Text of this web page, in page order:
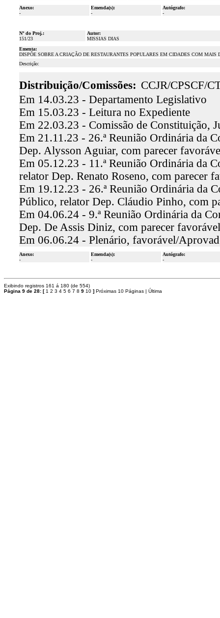
Anexo:
-
Emenda(s):
-
Autógrafo:
-
Nº do Proj.:
151/23
Autor:
MISSIAS DIAS
Ementa:
DISPÕE SOBRE A CRIAÇÃO DE RESTAURANTES POPULARES EM CIDADES COM
Descrição:
Distribuição/Comissões: CCJR/CPSCF/
Em 14.03.23 - Departamento Legislativo
Em 15.03.23 - Leitura no Expediente
Em 22.03.23 - Comissão de Constituição,
Em 21.11.23 - 26.ª Reunião Ordinária da
Dep. Alysson Aguiar, com parecer
Em 05.12.23 - 11.ª Reunião Ordinária da
relator Dep. Renato Roseno, com parecer
Em 19.12.23 - 26.ª Reunião Ordinária da
Público, relator Dep. Cláudio Pinho, com
Em 04.06.24 - 9.ª Reunião Ordinária da
Dep. De Assis Diniz, com parecer
Em 06.06.24 - Plenário, favorável/
Anexo:
-
Emenda(s):
-
Autógrafo:
-
Exibindo registros 161 á 180 (de 554)
Página 9 de 28: [ 1 2 3 4 5 6 7 8 9 10 ] Próximas 10 Páginas | Última